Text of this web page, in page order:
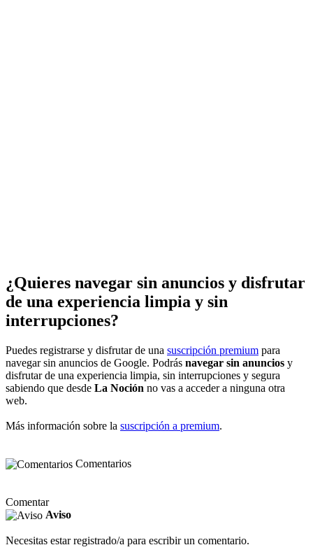
¿Quieres navegar sin anuncios y disfrutar
de una experiencia limpia y sin
interrupciones?
Puedes registrarse y disfrutar de una suscripción premium para
navegar sin anuncios de Google. Podrás navegar sin anuncios y
disfrutar de una experiencia limpia, sin interrupciones y segura
sabiendo que desde La Noción no vas a acceder a ninguna otra
web.
Más información sobre la suscripción a premium.
Comentarios
Comentar
Aviso
Necesitas estar registrado/a para escribir un comentario.